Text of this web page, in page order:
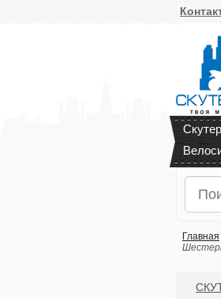
Главная